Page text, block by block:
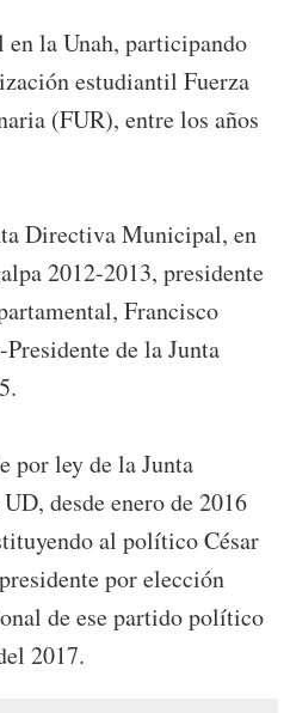
la Unah, participando
estudiantil Fuerza
(FUR), entre los años
Directiva Municipal, en
2012-2013, presidente
Francisco
de la Junta
por ley de la Junta
desde enero de 2016
al político César
por elección
de ese partido político
2017.